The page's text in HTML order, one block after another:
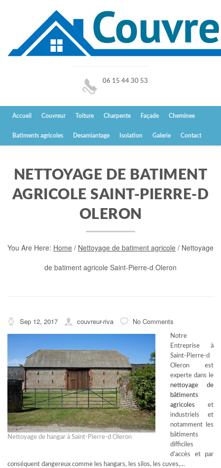
06 15 44 30 53
Accueil Couvreur Toiture Charpente Façade Cheminee
Batiments agricoles Desamiantage Isolation Galerie Contact
NETTOYAGE DE BATIMENT
AGRICOLE SAINT-PIERRE-D
OLERON
You Are Here: Home / Nettoyage de batiment agricole / Nettoyage
de batiment agricole Saint-Pierre-d Oleron
Sep 12, 2017 couvreur-riva No Comments
Nettoyage de hangar à Saint-Pierre-d Oleron
Notre
Entreprise à
Saint-Pierre-d
Oleron est
experte dans le
nettoyage de
bâtiments
agricoles et
industriels et
notamment les
bâtiments
difficiles
d’accès et par
conséquent dangereux comme les hangars, les silos, les cuves,…